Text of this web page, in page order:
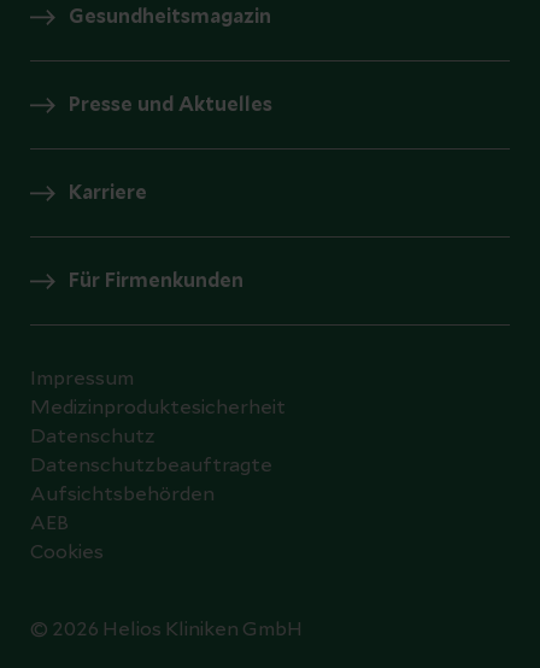
Gesundheitsmagazin
Presse und Aktuelles
Karriere
Für Firmenkunden
© 2026 Helios Kliniken GmbH
Impressum
Medizinproduktesicherheit
Datenschutz
Datenschutzbeauftragte
Aufsichtsbehörden
AEB
Cookies